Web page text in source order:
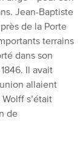
Jean-Baptiste
de la Porte
terrains
dans son
Il avait
allaient
s’était
de